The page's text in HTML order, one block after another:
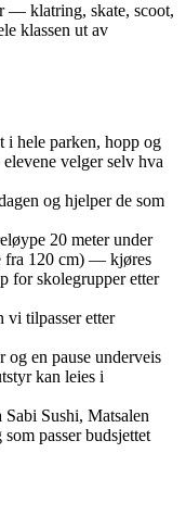
— klatring, skate, scoot,
klassen ut av
i hele parken, hopp og
velger selv hva
og hjelper de som
20 meter under
fra 120 cm) — kjøres
for skolegrupper etter
vi tilpasser etter
og en pause underveis
kan leies i
Sushi, Matsalen
passer budsjettet